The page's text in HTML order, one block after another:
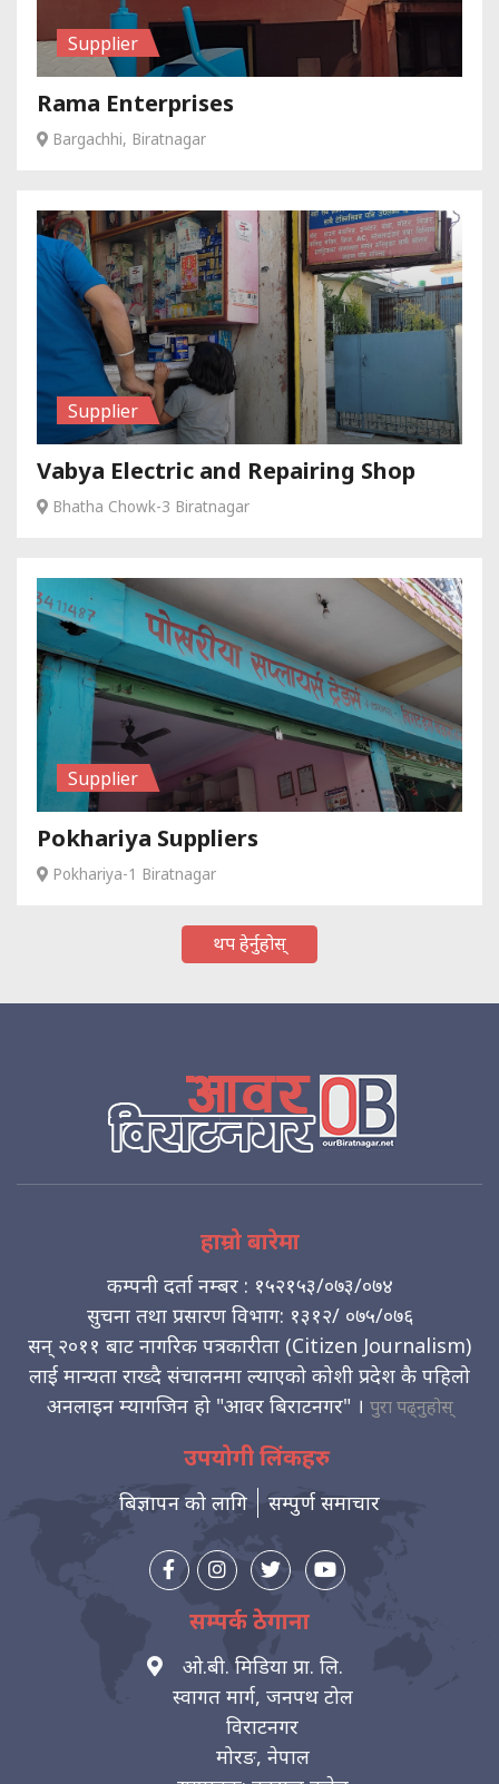
Supplier
Rama Enterprises
Bargachhi, Biratnagar
Supplier
Vabya Electric and Repairing Shop
Bhatha Chowk-3 Biratnagar
Supplier
Pokhariya Suppliers
Pokhariya-1 Biratnagar
थप हेर्नुहोस्
हाम्रो बारेमा
कम्पनी दर्ता नम्बर : १५२१५३/०७३/०७४
सुचना तथा प्रसारण विभाग: १३१२/ ०७५/०७६
सन् २०११ बाट नागरिक पत्रकारीता (Citizen Journalism)
लाई मान्यता राख्दै संचालनमा ल्याएको कोशी प्रदेश कै पहिलो
अनलाइन म्यागजिन हो "आवर बिराटनगर" । पुरा पढ्नुहोस्
उपयोगी लिंकहरु
बिज्ञापन को लागि सम्पुर्ण समाचार
सम्पर्क ठेगाना
ओ.बी. मिडिया प्रा. लि.
स्वागत मार्ग, जनपथ टोल
विराटनगर
मोरङ, नेपाल